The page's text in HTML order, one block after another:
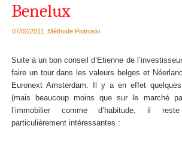
Benelux
07/02/2011 |Méthode Piotroski
Suite à un bon conseil d’Etienne de
faire un tour dans les valeurs belges et
Euronext Amsterdam. Il y a en effet
(mais beaucoup moins que sur le marché
l’immobilier comme d’habitude, il
particulièrement intéressantes :